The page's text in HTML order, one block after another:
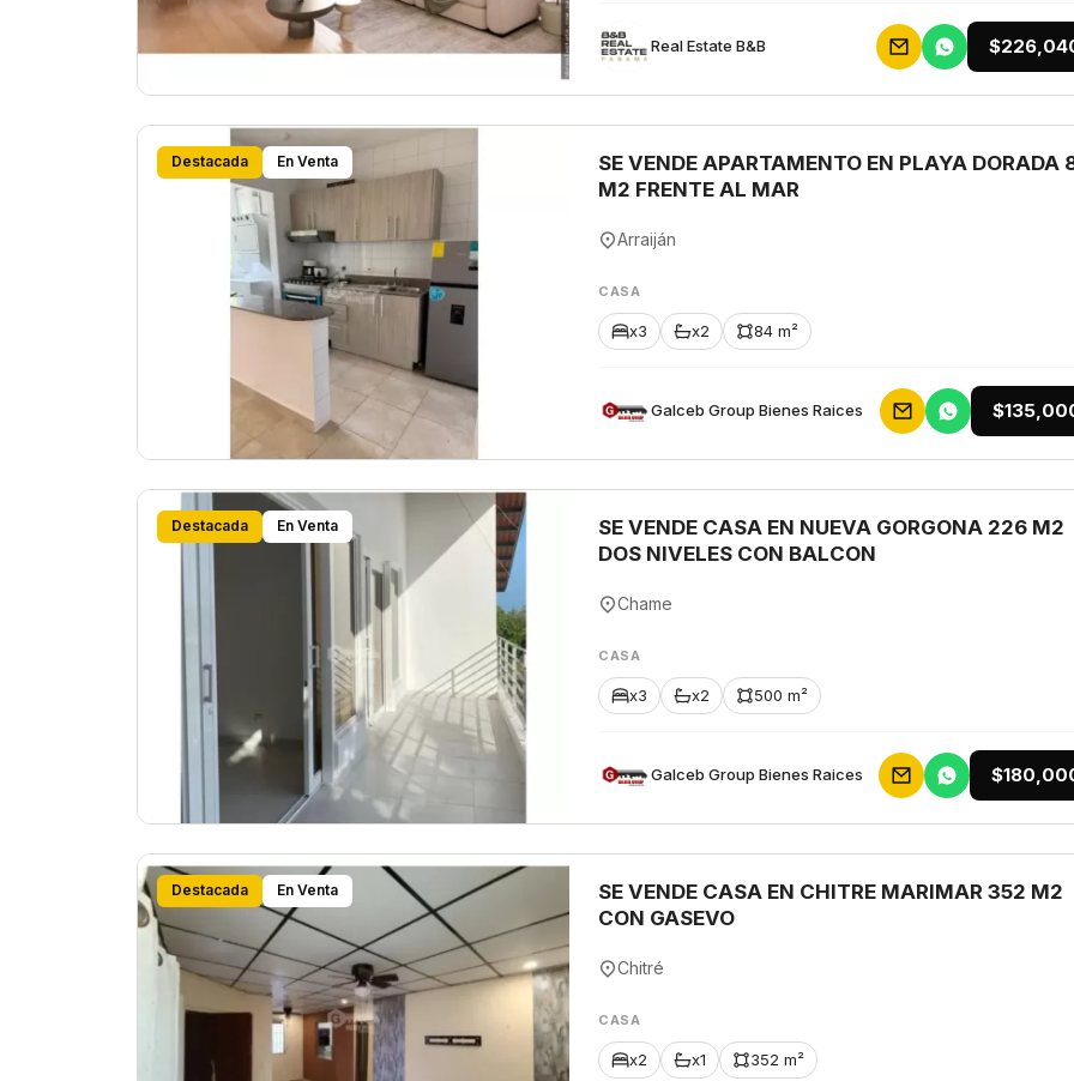
Rеаl Еstаtе В&В
Destacada En Venta
SE VENDE APARTAMENTO EN PLAYA DORADA
M2 FRENTE AL MAR
Arraiján
CASA
x3 x2 84 m²
Galceb Group Bienes Raices
Destacada En Venta
SE VENDE CASA EN NUEVA GORGONA 226 M2
DOS NIVELES CON BALCON
Chame
CASA
x3 x2 500 m²
Galceb Group Bienes Raices
Destacada En Venta
SE VENDE CASA EN CHITRE MARIMAR 352 M2
CON GASEVO
Chitré
CASA
x2 x1 352 m²